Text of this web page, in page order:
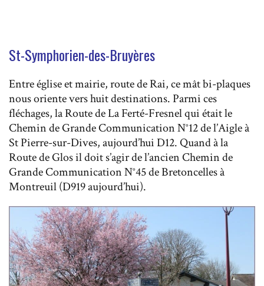
St-Symphorien-des-Bruyères
Entre église et mairie, route de Rai, ce mât bi-plaques
nous oriente vers huit destinations. Parmi ces
fléchages, la Route de La Ferté-Fresnel qui était le
Chemin de Grande Communication N°12 de l’Aigle à
St Pierre-sur-Dives, aujourd’hui D12. Quand à la
Route de Glos il doit s’agir de l’ancien Chemin de
Grande Communication N°45 de Bretoncelles à
Montreuil (D919 aujourd’hui).